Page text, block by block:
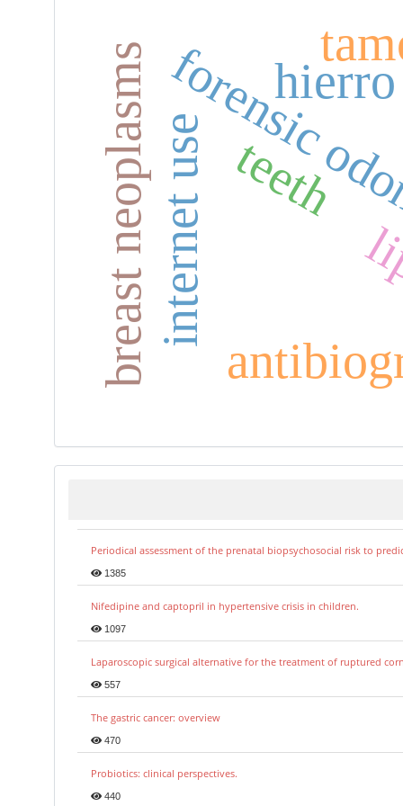
forensic
teeth
breast neoplasmsinternet use
hierro
Periodical assessment of the prenatal biopsychosocial risk to
1385
Nifedipine and captopril in hypertensive crisis in children.
1097
Laparoscopic surgical alternative for the treatment of ruptured
557
The gastric cancer: overview
470
Probiotics: clinical perspectives.
440